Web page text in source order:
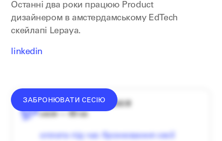
Останні два роки працюю Product
дизайнером в амстердамському EdTech
скейлапі Lepaya.
linkedin
ЗАБРОНЮВАТИ СЕСІЮ
середній донат — 1340 ₴
сесія — 60 хв
оплата під час бронювання сесії